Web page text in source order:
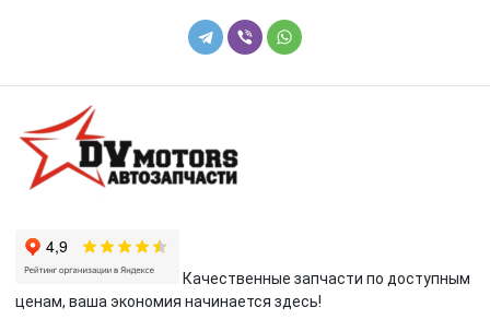
Качественные запчасти по доступным
ценам, ваша экономия начинается здесь!